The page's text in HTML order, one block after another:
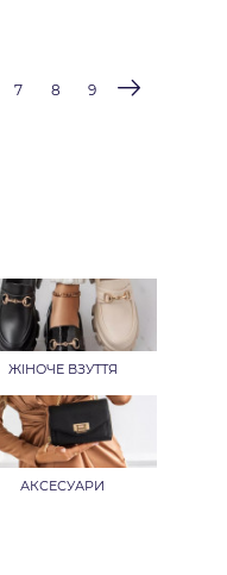
7 8 9
ЖІНОЧЕ ВЗУТТЯ
АКСЕСУАРИ